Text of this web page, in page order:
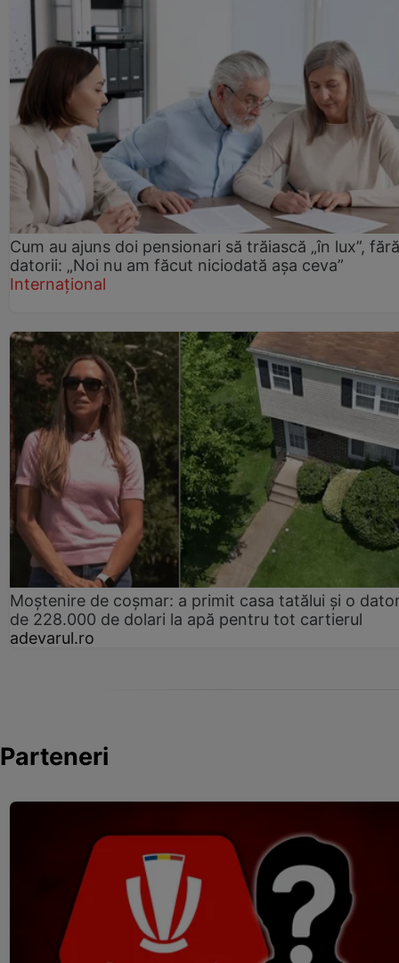
Cum au ajuns doi pensionari să trăiască „în lux”, fără
datorii: „Noi nu am făcut niciodată așa ceva”
Internațional
Moștenire de coșmar: a primit casa tatălui și o
de 228.000 de dolari la apă pentru tot cartierul
adevarul.ro
Parteneri